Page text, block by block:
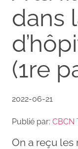
dans
(1re
2022-06-21
Publié par: CBCN
On a reçu les